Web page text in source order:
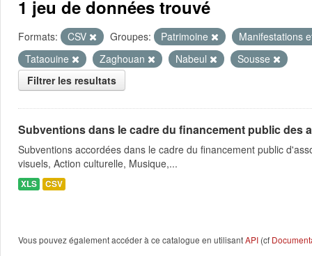
1 jeu de données trouvé
Formats: CSV Groupes: Patrimoine
Manifestations
Tataouine
Zaghouan Nabeul
Sousse
Filtrer les resultats
Subventions dans le cadre du financement public des
Subventions accordées dans le cadre du financement public
visuels, Action culturelle, Musique,...
XLS CSV
Vous pouvez également accéder à ce catalogue en utilisantAPI (cf